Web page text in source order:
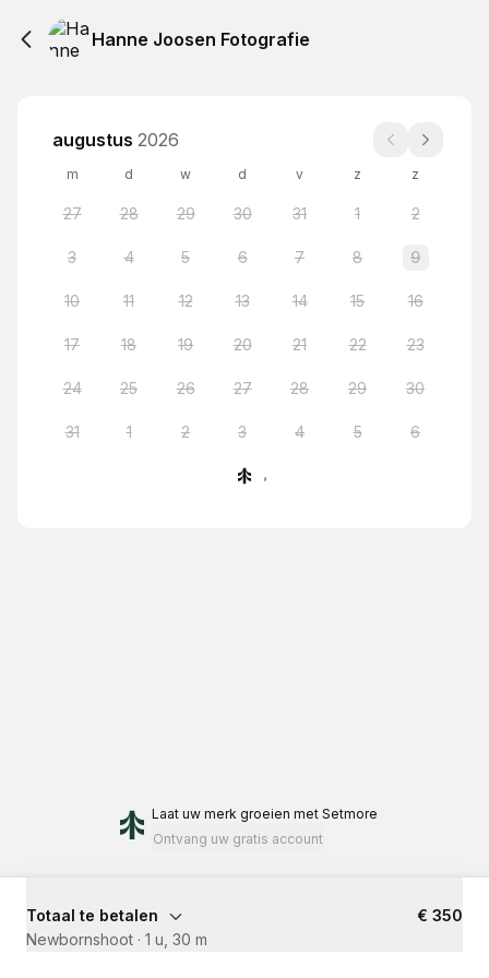
Hanne Joosen Fotografie
augustus 2026
m d w d v z z
27 28 29 30 31 1 2
3 4 5 6 7 8 9
10 11 12 13 14 15 16
17 18 19 20 21 22 23
24 25 26 27 28 29 30
31 1 2 3 4 5 6
Laat uw merk groeien met Setmore
Ontvang uw gratis account
Totaal te betalen
€ 350
Newbornshoot · 1 u, 30 m